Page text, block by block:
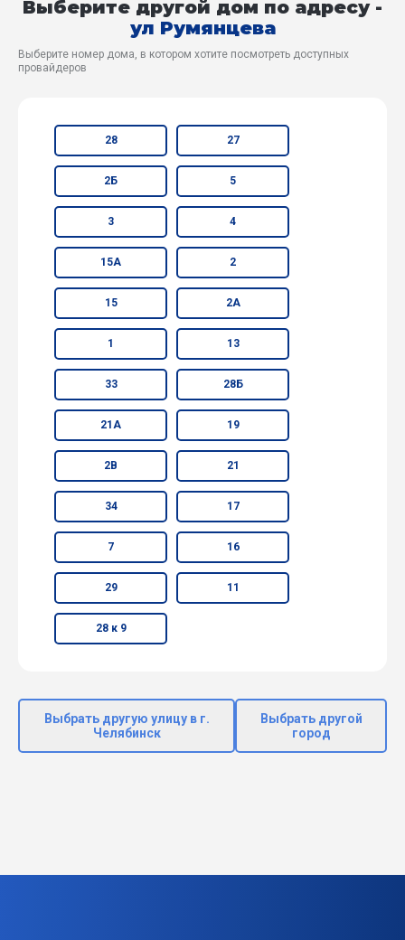
Выберите другой дом по адресу -
ул Румянцева
Выберите номер дома, в котором хотите посмотреть доступных
провайдеров
28 27
2Б 5
3 4
15А 2
15 2А
1 13
33 28Б
21А 19
2В 21
34 17
7 16
29 11
28 к 9
Выбрать другую улицу в г.
Челябинск
Выбрать другой
город